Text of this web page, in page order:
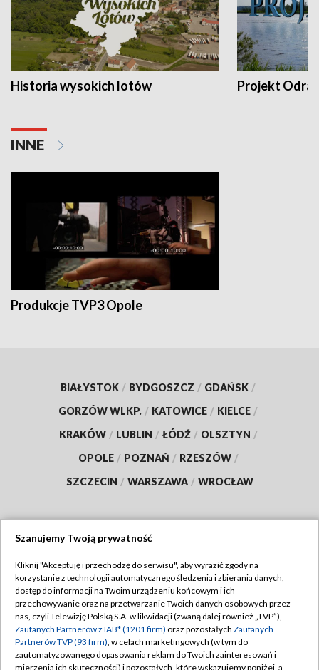
Historia wysokich lotów Projekt Odra
INNE
Produkcje TVP3 Opole
BIAŁYSTOK / BYDGOSZCZ / GDAŃSK /
GORZÓW WLKP. / KATOWICE / KIELCE /
KRAKÓW / LUBLIN / ŁÓDŹ / OLSZTYN /
OPOLE / POZNAŃ / RZESZÓW /
SZCZECIN / WARSZAWA / WROCŁAW
TVP
Abonament TVP
Emisja w TVP
Centrum informacji TVP
Regulamin TVP
Polityka prywatności
Moje zgody
Szanujemy Twoją prywatność
Kliknij "Akceptuję i przechodzę do serwisu", aby wyrazić zgody na
korzystanie z technologii automatycznego śledzenia i zbierania danych,
dostęp do informacji na Twoim urządzeniu końcowym i ich
przechowywanie oraz na przetwarzanie Twoich danych osobowych przez
nas, czyli Telewizję Polską S.A. w likwidacji (zwaną dalej również „TVP”),
Zaufanych Partnerów z IAB* (1201 firm) oraz pozostałych Zaufanych
Partnerów TVP (93 firm), w celach marketingowych (w tym do
zautomatyzowanego dopasowania reklam do Twoich zainteresowań i
mierzenia ich skuteczności) i pozostałych, które wskazujemy poniżej, a